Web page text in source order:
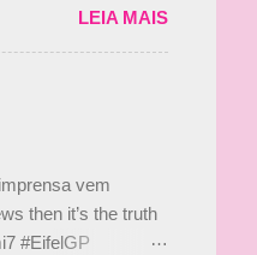
em 2010. "Na
com Bruno
o filho do
LEIA MAIS
vem
then it’s the truth
#EifelGP